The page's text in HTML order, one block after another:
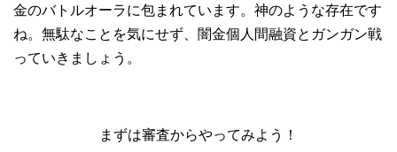
金のバトルオーラに包まれています。神のような存在です
ね。無駄なことを気にせず、闇金個人間融資とガンガン戦
っていきましょう。
まずは審査からやってみよう！